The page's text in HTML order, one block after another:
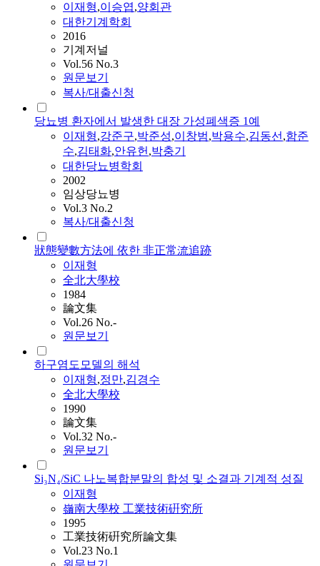
이재형,이승엽,양회관
대한기계학회
2016
기계저널
Vol.56 No.3
원문보기
복사/대출신청
당뇨병 환자에서 발생한 대장 가성폐색증 1예
이재형,강준구,박준성,이창범,박용수,김동선,함준
수,김태화,안유헌,박충기
대한당뇨병학회
2002
임상당뇨병
Vol.3 No.2
복사/대출신청
狀態變數方法에 依한 非正常流追跡
이재형
全北大學校
1984
論文集
Vol.26 No.-
원문보기
하구염도모델의 해석
이재형,정만,김경수
全北大學校
1990
論文集
Vol.32 No.-
원문보기
Si₃N₄/SiC 나노복합분말의 합성 및 소결과 기계적 성질
이재형
嶺南大學校 工業技術硏究所
1995
工業技術硏究所論文集
Vol.23 No.1